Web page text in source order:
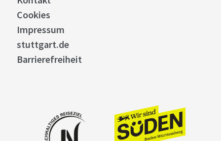
Cookies
Impressum
stuttgart.de
Barrierefreiheit